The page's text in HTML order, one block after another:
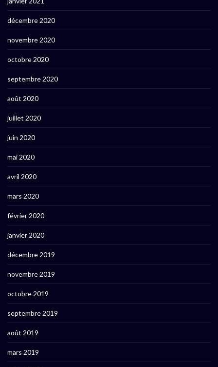
décembre 2020
novembre 2020
octobre 2020
septembre 2020
août 2020
juillet 2020
juin 2020
mai 2020
avril 2020
mars 2020
février 2020
janvier 2020
décembre 2019
novembre 2019
octobre 2019
septembre 2019
août 2019
mars 2019